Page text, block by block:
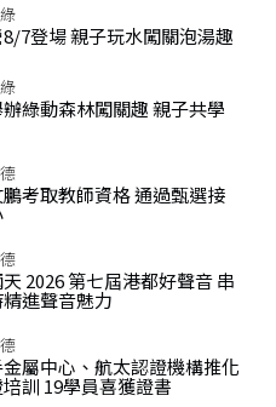
7登場 親子玩水闖關泡湯趣
綠動森林闖關趣 親子共學
考取教師資格 通過甄選接
2026 第七屆港都好聲音 串
進聲音魅力
屬中心、航太認證機構推化
訓 19學員喜獲證書